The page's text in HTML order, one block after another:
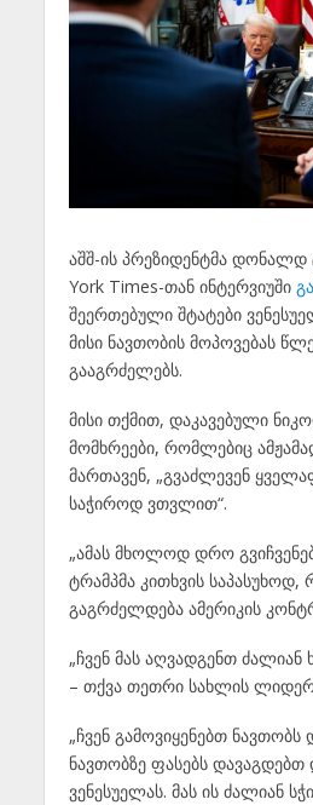
აშშ-ის პრეზიდენტმა დონალდ
York Times-თან ინტერვიუში
შეერთებული შტატები
მისი ნავთობის მოპოვებას
გააგრძელებს.
მისი თქმით, დაკავებული
მომხრეები, რომლებიც
მართავენ, „გვაძლევენ
საჭიროდ ვთვლით“.
„ამას მხოლოდ დრო
ტრამპმა კითხვის საპასუხოდ,
გაგრძელდება ამერიკის
„ჩვენ მას აღვადგენთ
– თქვა თეთრი სახლის
„ჩვენ გამოვიყენებთ ნავთობს
ნავთობზე ფასებს
ვენესუელას. მას ის ძალიან